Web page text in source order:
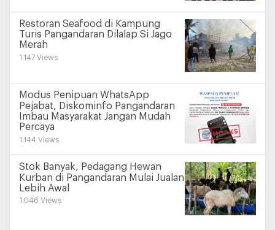
Restoran Seafood di Kampung
Turis Pangandaran Dilalap Si Jago
Merah
1.147 Views
Modus Penipuan WhatsApp
Pejabat, Diskominfo Pangandaran
Imbau Masyarakat Jangan Mudah
Percaya
1.144 Views
Stok Banyak, Pedagang Hewan
Kurban di Pangandaran Mulai Jualan
Lebih Awal
1.046 Views